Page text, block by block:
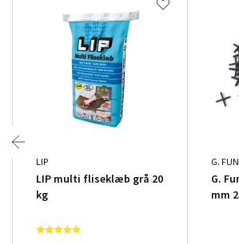
LIP
LIP multi fliseklæb grå 20
kg
G.
G.
mm